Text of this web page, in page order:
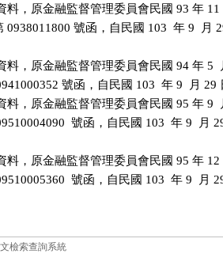
料，原金融監督管理委員會民國 93 年
0938011800 號函，自民國 103  年 9  月
料，原金融監督管理委員會民國 94 年 5
號函，自民國 103  年 9  月
料，原金融監督管理委員會民國 95 年 9
號函，自民國 103  年 9  月
料，原金融監督管理委員會民國 95 年
號函，自民國 103  年 9  月
檢索查詢系統